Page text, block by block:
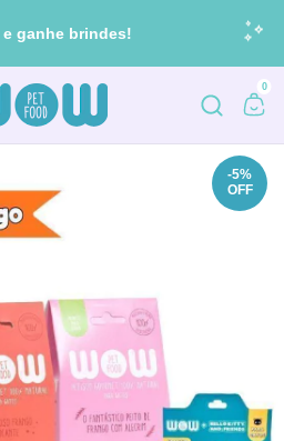
= 10% off na 1ª compra
0
-5%
OFF